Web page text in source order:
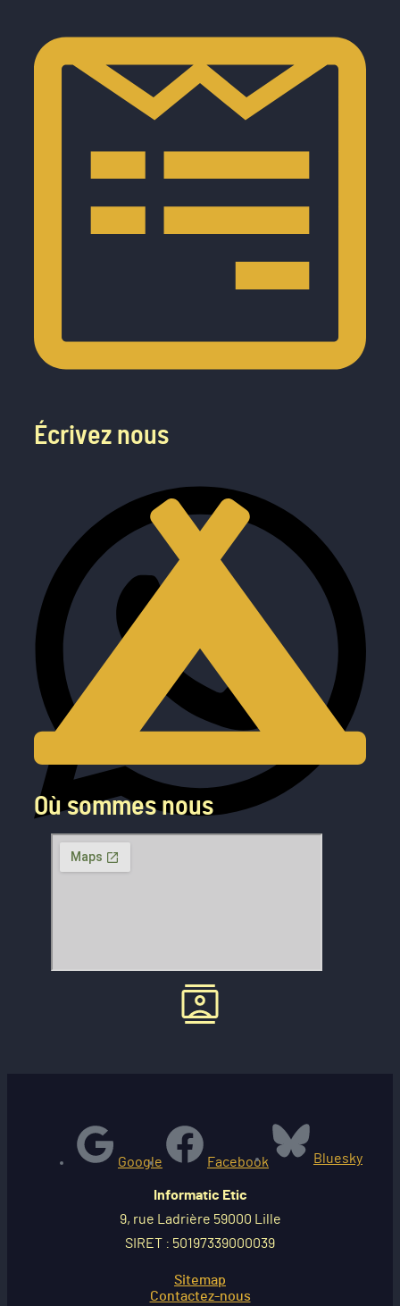
Écrivez nous ​
Où sommes nous
Google Facebook Bluesky
Informatic Etic
9, rue Ladrière 59000 Lille
SIRET : 50197339000039
Sitemap
Contactez-nous